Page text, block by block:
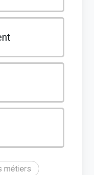
métiers